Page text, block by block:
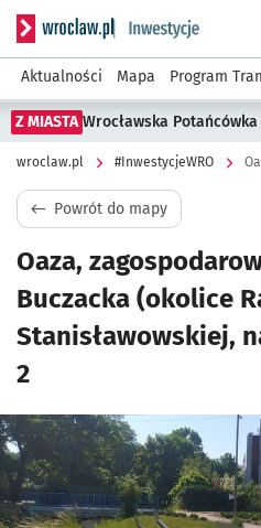
Serwis informacyjny
Aktualności Mapa Program
Z MIASTA Wrocławska
wroclaw.pl #InwestycjeWRO
Powrót do mapy
Oaza,
Buczacka (okolice
Stanisławowskiej,
2
Kliknij, aby powiększyć